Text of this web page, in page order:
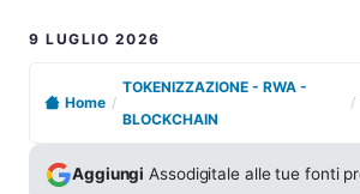
9 LUGLIO 2026
Home /
TOKENIZZAZIONE - RWA -
BLOCKCHAIN
/
Aggiungi Assodigitale alle tue fonti